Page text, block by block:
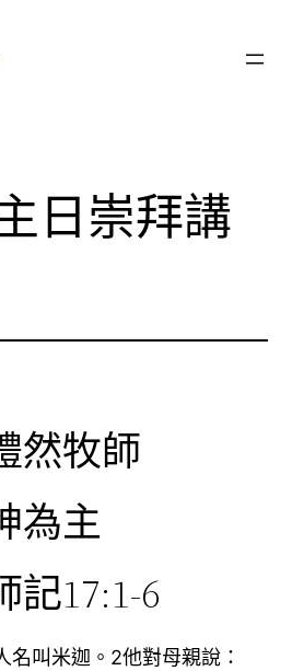
日崇拜講
然牧師
為主
記17:1-6
名叫米迦。2他對母親說：